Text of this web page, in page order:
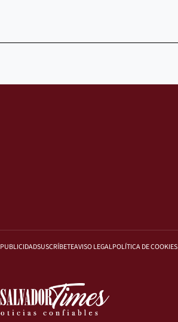
PUBLICIDADSUSCRÍBETEAVISO LEGALPOLÍTICA DE COOKIES